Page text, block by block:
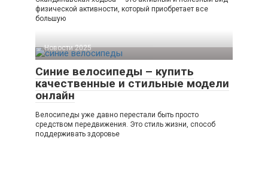
физической активности, который приобретает все
большую
Новости 2025
Синие велосипеды – купить
качественные и стильные модели
онлайн
Велосипеды уже давно перестали быть просто
средством передвижения. Это стиль жизни, способ
поддерживать здоровье